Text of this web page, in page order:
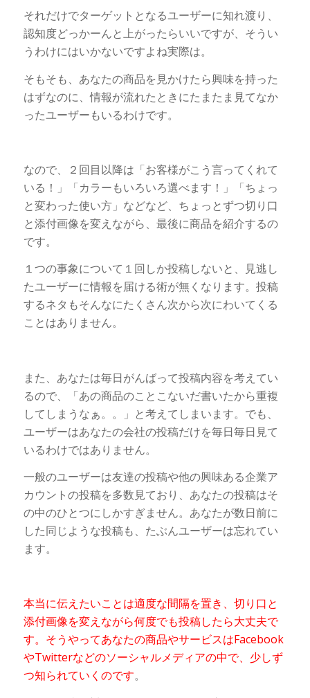
それだけでターゲットとなるユーザーに知れ渡り、
認知度どっかーんと上がったらいいですが、そうい
うわけにはいかないですよね実際は。
そもそも、あなたの商品を見かけたら興味を持った
はずなのに、情報が流れたときにたまたま見てなか
ったユーザーもいるわけです。
なので、２回目以降は「お客様がこう言ってくれて
いる！」「カラーもいろいろ選べます！」「ちょっ
と変わった使い方」などなど、ちょっとずつ切り口
と添付画像を変えながら、最後に商品を紹介するの
です。
１つの事象について１回しか投稿しないと、見逃し
たユーザーに情報を届ける術が無くなります。投稿
するネタもそんなにたくさん次から次にわいてくる
ことはありません。
また、あなたは毎日がんばって投稿内容を考えてい
るので、「あの商品のことこないだ書いたから重複
してしまうなぁ。。」と考えてしまいます。でも、
ユーザーはあなたの会社の投稿だけを毎日毎日見て
いるわけではありません。
一般のユーザーは友達の投稿や他の興味ある企業ア
カウントの投稿を多数見ており、あなたの投稿はそ
の中のひとつにしかすぎません。あなたが数日前に
した同じような投稿も、たぶんユーザーは忘れてい
ます。
本当に伝えたいことは適度な間隔を置き、切り口と
添付画像を変えながら何度でも投稿したら大丈夫で
す。そうやってあなたの商品やサービスはFacebook
やTwitterなどのソーシャルメディアの中で、少しず
つ知られていくのです。